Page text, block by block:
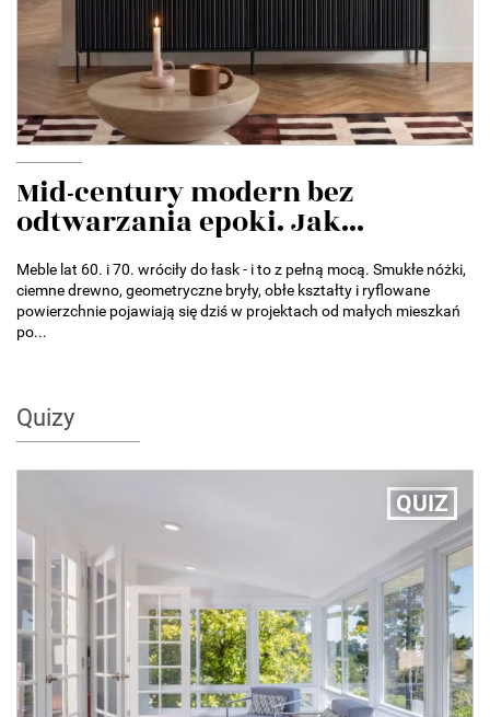
Mid-century modern bez
odtwarzania epoki. Jak...
Meble lat 60. i 70. wróciły do łask - i to z pełną mocą. Smukłe nóżki,
ciemne drewno, geometryczne bryły, obłe kształty i ryflowane
powierzchnie pojawiają się dziś w projektach od małych mieszkań
po...
Quizy
QUIZ